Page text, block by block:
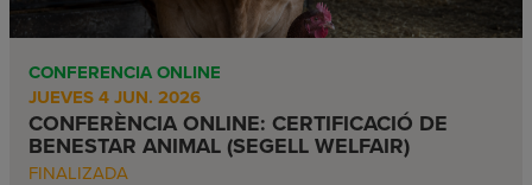
CONFERENCIA ONLINE
JUEVES 4 JUN. 2026
CONFERÈNCIA ONLINE: CERTIFICACIÓ DE
BENESTAR ANIMAL (SEGELL WELFAIR)
FINALIZADA